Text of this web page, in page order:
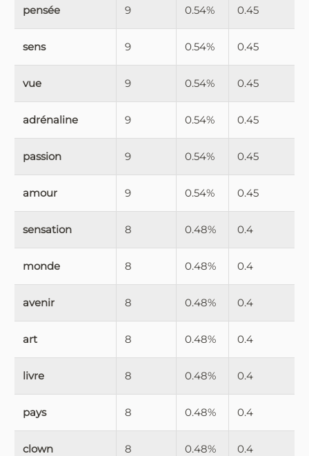
pensée 9 0.54% 0.45
sens 9 0.54% 0.45
vue 9 0.54% 0.45
adrénaline 9 0.54% 0.45
passion 9 0.54% 0.45
amour 9 0.54% 0.45
sensation 8 0.48% 0.4
monde 8 0.48% 0.4
avenir 8 0.48% 0.4
art 8 0.48% 0.4
livre 8 0.48% 0.4
pays 8 0.48% 0.4
clown 8 0.48% 0.4